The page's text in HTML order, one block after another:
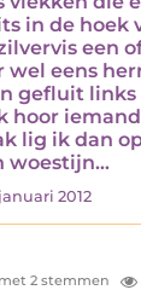
in de hoek
een
wel eens
gefluit
hoor
lig ik dan
woestijn…
2012
2 stemmen